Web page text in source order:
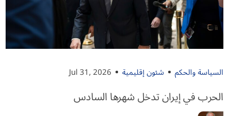
السياسة والحكم شئون إقليمية Jul 31, 2026
الحرب في إيران تدخل شهرها السادس